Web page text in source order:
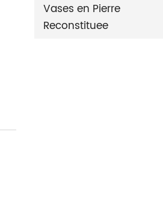
Vases en Pierre
Reconstituee